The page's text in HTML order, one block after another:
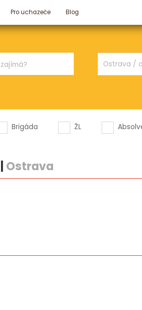
Pro uchazeče Blog
Brigáda ŽL
Ostrava